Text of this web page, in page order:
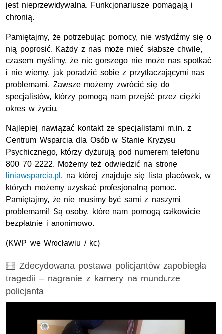
jest nieprzewidywalna. Funkcjonariusze pomagają i
chronią.
Pamiętajmy, że potrzebując pomocy, nie wstydźmy się o
nią poprosić. Każdy z nas może mieć słabsze chwile,
czasem myślimy, że nic gorszego nie może nas spotkać
i nie wiemy, jak poradzić sobie z przytłaczającymi nas
problemami. Zawsze możemy zwrócić się do
specjalistów, którzy pomogą nam przejść przez ciężki
okres w życiu.
Najlepiej nawiązać kontakt ze specjalistami m.in. z
Centrum Wsparcia dla Osób w Stanie Kryzysu
Psychicznego, którzy dyżurują pod numerem telefonu
800 70 2222. Możemy też odwiedzić na stronę
liniawsparcia.pl , na której znajduje się lista placówek, w
których możemy uzyskać profesjonalną pomoc.
Pamiętajmy, że nie musimy być sami z naszymi
problemami! Są osoby, które nam pomogą całkowicie
bezpłatnie i anonimowo.
(KWP we Wrocławiu / kc)
Film
Zdecydowana postawa policjantów zapobiegła
tragedii – nagranie z kamery na mundurze
policjanta